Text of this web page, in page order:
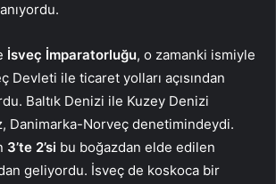
İsveç İmparatorluğu, o zamanki ismiyle
Devleti ile ticaret yolları açısından
Baltık Denizi ile Kuzey Denizi
Danimarka-Norveç denetimindeydi.
3’te 2’si bu boğazdan elde edilen
geliyordu. İsveç de koskoca bir